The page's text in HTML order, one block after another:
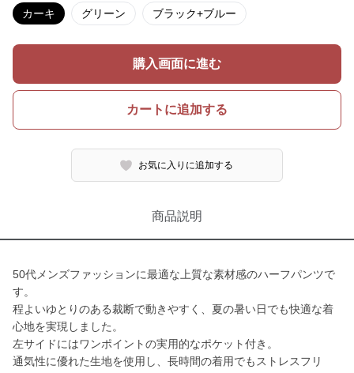
カーキ グリーン ブラック+ブルー
購入画面に進む
カートに追加する
お気に入りに追加する
商品説明
50代メンズファッションに最適な上質な素材感のハーフパンツで
す。
程よいゆとりのある裁断で動きやすく、夏の暑い日でも快適な着
心地を実現しました。
左サイドにはワンポイントの実用的なポケット付き。
通気性に優れた生地を使用し、長時間の着用でもストレスフリ